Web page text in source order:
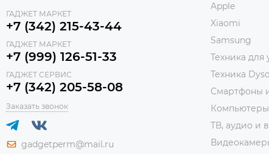
ГАДЖЕТ МАРКЕТ
+7 (342) 215-43-44
ГАДЖЕТ МАРКЕТ
+7 (999) 126-51-33
ГАДЖЕТ СЕРВИС
+7 (342) 205-58-08
Заказать звонок
gadgetperm@mail.ru
Apple
Xiaomi
Samsung
Техника для
Техника
Смартфоны
Компьютеры
ТВ, аудио и